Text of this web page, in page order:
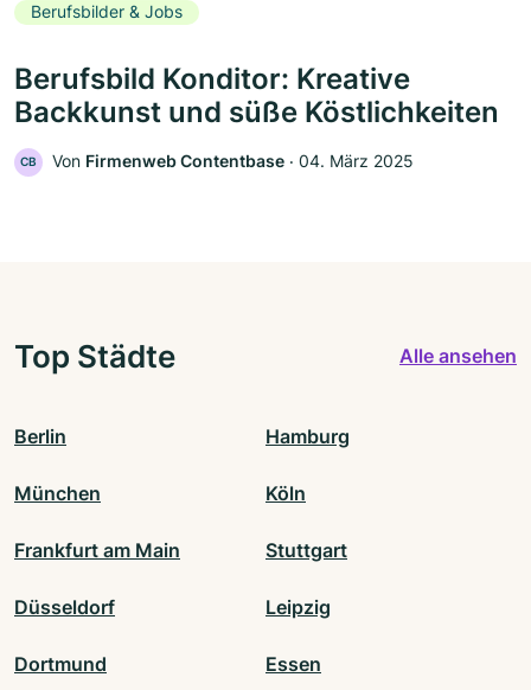
Berufsbilder & Jobs
Berufsbild Konditor: Kreative
Backkunst und süße Köstlichkeiten
CB Von Firmenweb Contentbase ‧ 04. März 2025
Top Städte Alle ansehen
Berlin Hamburg
München Köln
Frankfurt am Main Stuttgart
Düsseldorf Leipzig
Dortmund Essen